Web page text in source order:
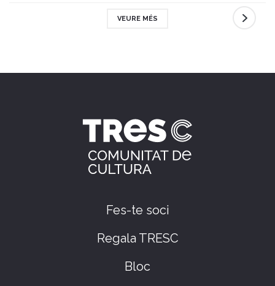
VEURE MÉS
Fes-te soci
Regala TRESC
Bloc